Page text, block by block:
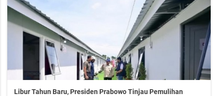
Libur Tahun Baru, Presiden Prabowo Tinjau Pemulihan